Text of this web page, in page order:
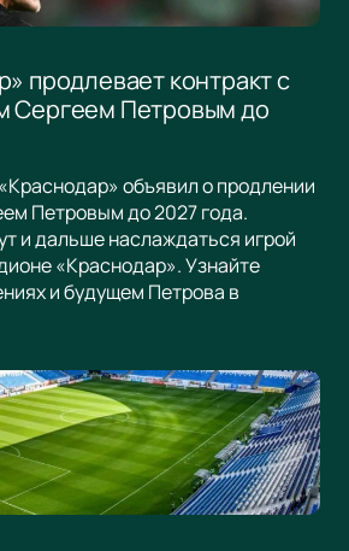
продлевает контракт с
Сергеем Петровым до
объявил о продлении
Петровым до 2027 года.
и дальше наслаждаться игрой
«Краснодар». Узнайте
и будущем Петрова в